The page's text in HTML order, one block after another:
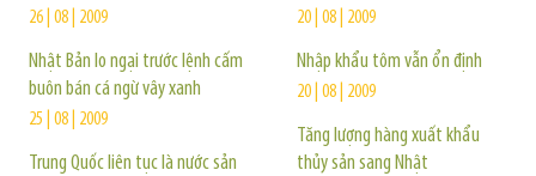
26 | 08 | 2009
Nhật Bản lo ngại trước lệnh cấm
buôn bán cá ngừ vây xanh
25 | 08 | 2009
Trung Quốc liên tục là nước sản
20 | 08 | 2009
Nhập khẩu tôm vẫn ổn định
20 | 08 | 2009
Tăng lượng hàng xuất khẩu
thủy sản sang Nhật